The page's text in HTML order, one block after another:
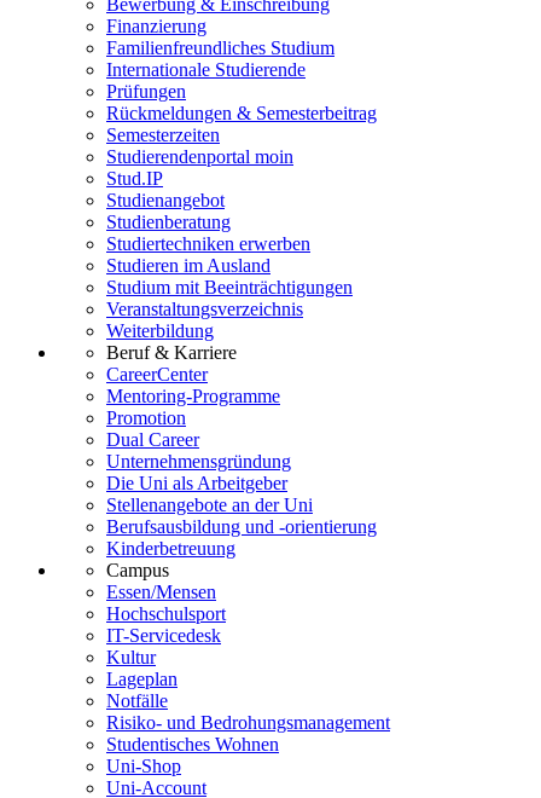
Finanzierung
Familienfreundliches Studium
Internationale Studierende
Prüfungen
Rückmeldungen & Semesterbeitrag
Semesterzeiten
Studierendenportal moin
Stud.IP
Studienangebot
Studienberatung
Studiertechniken erwerben
Studieren im Ausland
Studium mit Beeinträchtigungen
Veranstaltungsverzeichnis
Weiterbildung
Beruf & Karriere
CareerCenter
Mentoring-Programme
Promotion
Dual Career
Unternehmensgründung
Die Uni als Arbeitgeber
Stellenangebote an der Uni
Berufsausbildung und -orientierung
Kinderbetreuung
Campus
Essen/Mensen
Hochschulsport
IT-Servicedesk
Kultur
Lageplan
Notfälle
Risiko- und Bedrohungsmanagement
Studentisches Wohnen
Uni-Shop
Uni-Account